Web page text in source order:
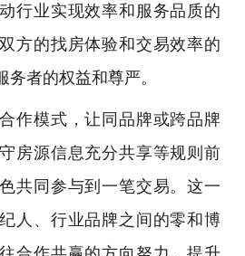
业实现效率和服务品质的
方的找房体验和交易效率的
务者的权益和尊严。
模式，让同品牌或跨品牌
房源信息充分共享等规则前
共同参与到一笔交易。这一
人、行业品牌之间的零和博